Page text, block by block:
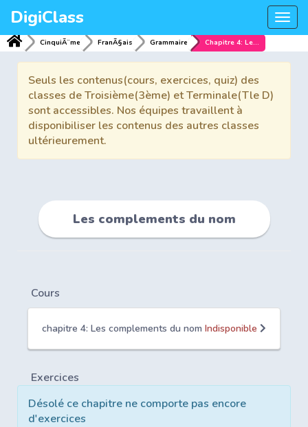
DigiClass
CinquiÃ¨me FranÃ§ais Grammaire Chapitre 4: Les complements du nom
Seuls les contenus(cours, exercices, quiz) des
classes de Troisième(3ème) et Terminale(Tle D)
sont accessibles. Nos équipes travaillent à
disponibiliser les contenus des autres classes
ultérieurement.
Les complements du nom
Cours
chapitre 4: Les complements du nom Indisponible
Exercices
Désolé ce chapitre ne comporte pas encore
d'exercices